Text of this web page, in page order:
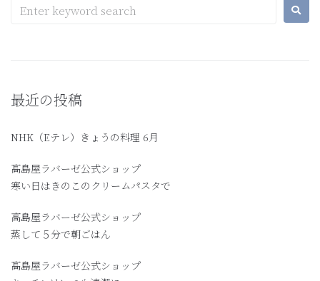
最近の投稿
NHK（Eテレ）きょうの料理 6月
髙島屋ラバーゼ公式ショップ
寒い日はきのこのクリームパスタで
高島屋ラバーゼ公式ショップ
蒸して５分で朝ごはん
髙島屋ラバーゼ公式ショップ